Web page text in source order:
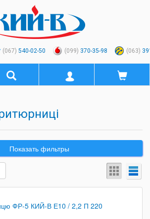
(067) 540-02-50 (099) 370-35-98 (063)
Показать фильтры
ФР-5 КИЙ-В Е10 / 2,2 П 220